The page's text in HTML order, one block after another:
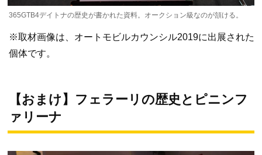
365GTB4デイトナの歴史が書かれた資料。オークション級なのが頷ける。
※取材画像は、オートモビルカウンシル2019に出展された
個体です。
【おまけ】フェラーリの歴史とピニンフ
ァリーナ